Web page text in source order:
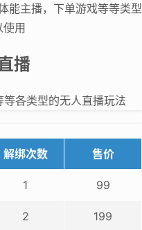
能主播，下单游戏等等类型
使用
播
各类型的无人直播玩法
解绑次数 售价
1 99
2 199